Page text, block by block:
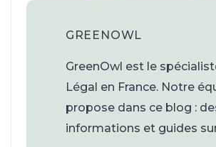
GREENOWL
GreenOwl est le
Légal en France. Notre
propose dans ce blog :
informations et guides